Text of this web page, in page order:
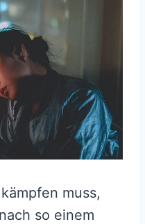
kämpfen muss,
so einem